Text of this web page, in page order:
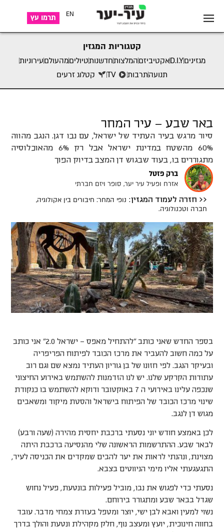
תרמו עץ EN
קטגוריות המגזין
מגזיניםD.I.Yאקטיביזםהמלצותחדשנותטיוליםמהעולםעירוניות
תנועהתרבות TV קטלוג זרעים
באר שבע – עיר המחר
סיור מרגש בעיר העתיד של ישראל, עם נבו דגן. הנגב מהווה
60% מהשטח במדינת ישראל אבל רק 6% מהאוכלוסיה
מתגוררים בו, בעוד שבגוש דן המצב בדיוק הפוך
ברק פזטל
אזרח ופעיל עיר יער, סופר ויזם חברתי
<< חזרה לעמוד המגזין: נופי המחר: חיבורים בין אקולוגיה,
חברה וטכנולוגיה.
בספר החדש שאני כותב ״להתחיל מאפס – ישראל 2.0״ אני כותב
על כמה חשוב להעביר את מרכז הכובד לפיתוח הפריפריה
ובעיקר הנגב. לפי חזונו של בן גוריון העתיד נמצא שם וגם רוב
עתודות הקרקע שלנו. יש לנו הזדמנות להשתמש באירוע החיצוני
שנכפה עלינו באירועי ה 7 באוקטובר ודוקא להשתמש בו כנקודת
שינוי מרכז הכובד של הפיתוח בישראל והסטת מיקוד ומשאבים
מגוש דן לנגב.
לכן באמצע חודש יוני נסעתי ברכבת יחסית מהירה (שעה ורבע)
לבאר שבע. ההתרשמות הראשונה שלי מהנסיעה ברכבת היתה
מצוינת, ונהנתי לראות את יער להבים שמקדים את הכניסה לעיר,
התגעגעתי אליו מימי הניווטים בצבא.
נסעתי כדי לפגוש את נבו, מוביל פעילות בונטעת, פעיל נחוש
שגדל בבאר שבע ומתגורר בירוחם.
נשוי למעין ואבא לבן ישי, יוצר ומטפל בעזרת צמחי מדבר. עובד
בחווה חינוכית, יועץ ומעצב נוף, חלק מקהילת ונטעת והולך בדרך